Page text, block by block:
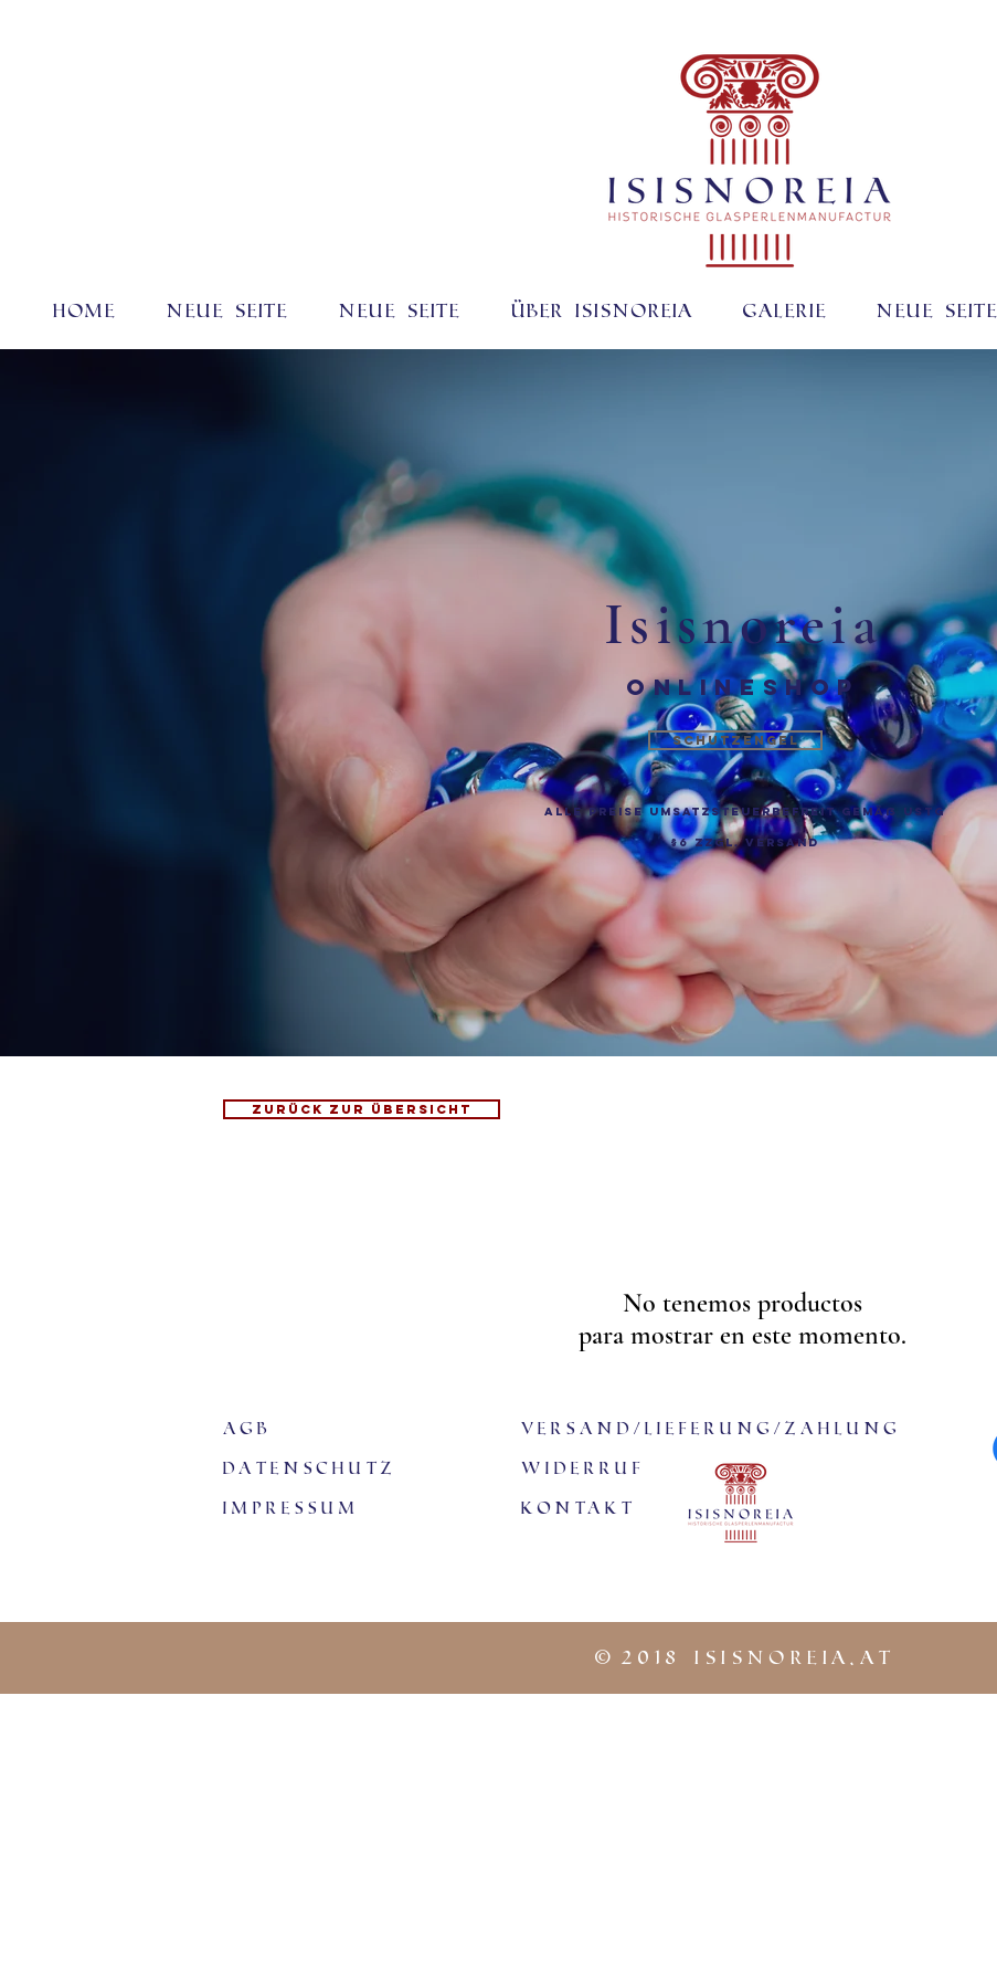
Home Neue Seite Neue Seite Über ISISNOREIA Galerie Neue Seite
Isisnoreia
ONLINESHOP
Schutzengel
Alle Preise Umsatzsteuerbefreit gemäß UStG
§6 zzgl.Versand
Zurück zur Übersicht
No tenemos productos
para mostrar en este momento.
agb
Datenschutz
Impressum
Versand/Lieferung/Zahlung
Widerruf
KontaKt
© 2018 iSISNOREIA.at